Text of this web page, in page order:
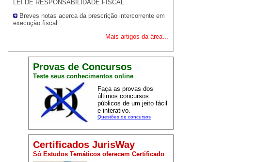
LEI DE RESPONSABILIDADE FISCAL
Breves notas acerca da prescrição intercorrente em
execução fiscal
Mais artigos da área...
Provas de Concursos
Teste seus conhecimentos online
Faça as provas dos
últimos concursos
públicos de um jeito fácil
e interativo.
Questões de concursos
Certificados JurisWay
Só Estudos Temáticos oferecem Certificado